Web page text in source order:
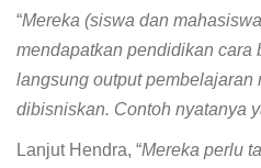
“Mereka (siswa dan
mendapatkan pendidikan cara
langsung output pembelajaran
dibisniskan. Contoh nyatanya
Lanjut Hendra, “Mereka perlu